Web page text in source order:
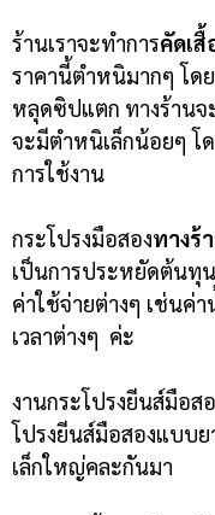
ร้านเราจะทำการคัดเ
ราคานี้ตำหนิมากๆ โด
หลุดซิปแตก ทางร้านจ
จะมีตำหนิเล็กน้อยๆ โ
การใช้งาน
กระโปรงมือสองทางร้
เป็นการประหยัดต้นทุ
ค่าใช้จ่ายต่างๆ เช่นค่
เวลาต่างๆ ค่ะ
งานกระโปรงยีนส์มือส
โปรงยีนส์มือสองแบบย
เล็กใหญ่คละกันมา